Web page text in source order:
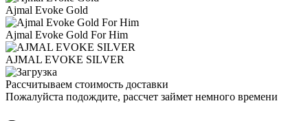
Ajmal Evoke Gold
Ajmal Evoke Gold For Him
AJMAL EVOKE SILVER
Рассчитываем стоимость доставки
Пожалуйста подождите, рассчет займет немного времени